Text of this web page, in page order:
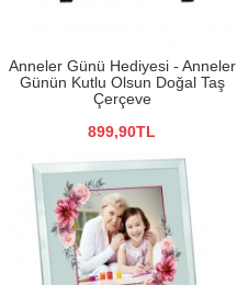
Anneler Günü Hediyesi - Anneler
Günün Kutlu Olsun Doğal Taş
Çerçeve
899,90TL